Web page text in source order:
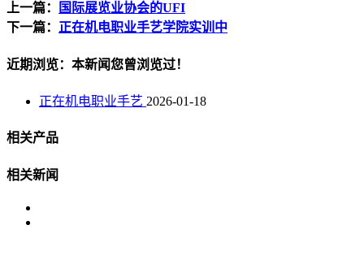
上一篇：
国际展览业协会的UFI
下一篇： 正在机电职业手艺学院实训中
近期浏览：本新闻您曾浏览过！
正在机电职业手艺 2026-01-18
相关产品
相关新闻